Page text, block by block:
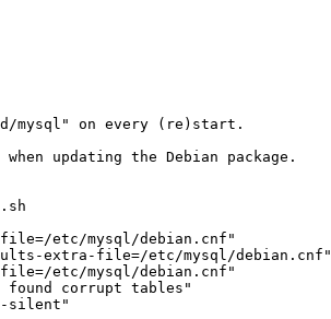
on every (re)start.
updating the Debian package.
file=/etc/mysql/debian.cnf"
extra-file=/etc/mysql/debian.cnf"
file=/etc/mysql/debian.cnf"
has found corrupt tables"
--silent"